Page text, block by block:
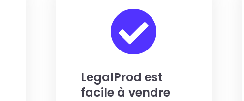

LegalProd est
facile à vendre